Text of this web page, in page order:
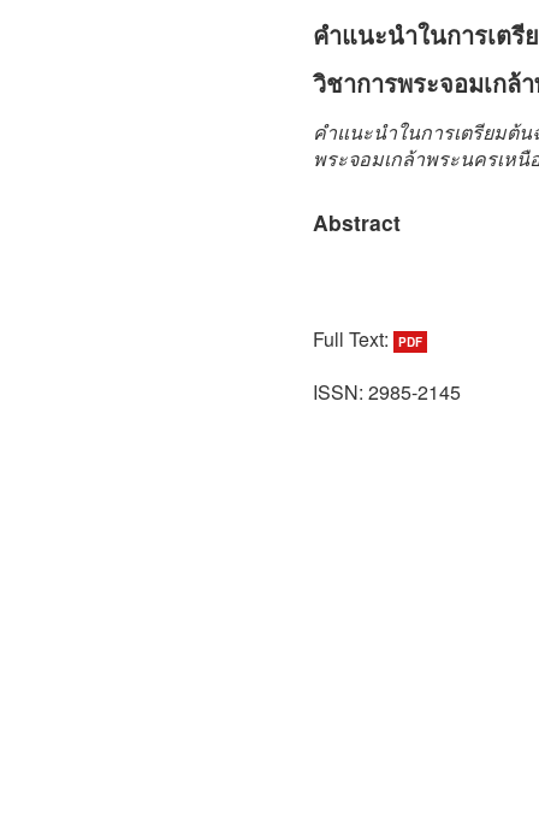
คำแนะนำในการเต
วิชาการพระจอมเกล้
คำแนะนำในการเตรียมต้
พระจอมเกล้าพระนครเหนื
Abstract
Full Text: PDF
ISSN: 2985-2145